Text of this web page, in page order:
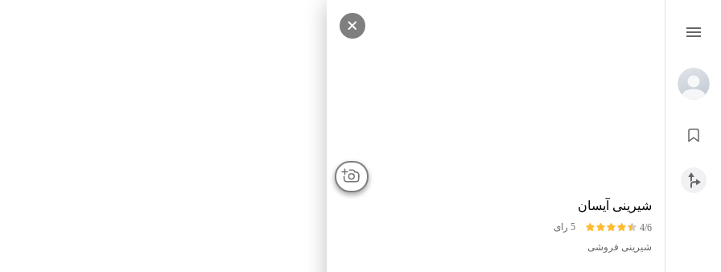
شیرینی آیسان
4/6
5 رای
شیرینی فروشی